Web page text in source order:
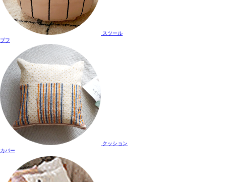
スツール
プフ
クッション
カバー